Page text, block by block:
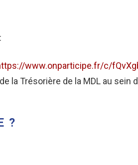
www.onparticipe.fr/c/
la Trésorière de la MDL au sein
?